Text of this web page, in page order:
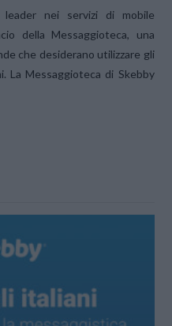
leader nei servizi di mobile
della Messaggioteca, una
che desiderano utilizzare gli
La Messaggioteca di Skebby